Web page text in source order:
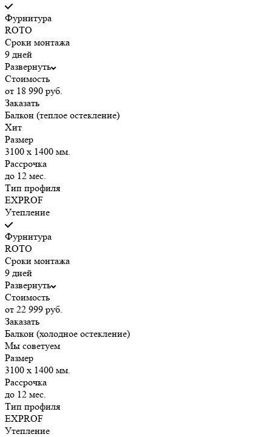
Фурнитура
ROTO
Сроки монтажа
9 дней
Развернуть
Стоимость
от 18 990 руб.
Заказать
Балкон (теплое остекление)
Хит
Размер
3100 х 1400 мм.
Рассрочка
до 12 мес.
Тип профиля
EXPROF
Утепление
Фурнитура
ROTO
Сроки монтажа
9 дней
Развернуть
Стоимость
от 22 999 руб.
Заказать
Балкон (холодное остекление)
Мы советуем
Размер
3100 х 1400 мм.
Рассрочка
до 12 мес.
Тип профиля
EXPROF
Утепление